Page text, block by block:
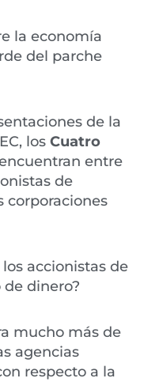
la economía
del parche
de la
los Cuatro
entre
de
corporaciones
accionistas de
dinero?
mucho más de
agencias
respecto a la